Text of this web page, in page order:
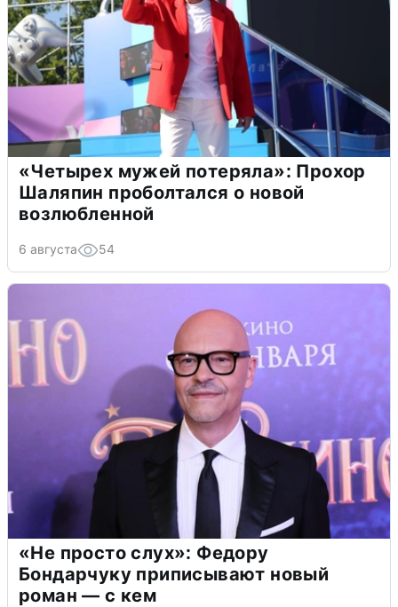
«Четырех мужей потеряла»: Прохор
Шаляпин проболтался о новой
возлюбленной
6 августа 54
«Не просто слух»: Федору
Бондарчуку приписывают новый
роман — с кем